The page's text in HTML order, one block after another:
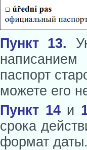
Пункт 13.
паспорт
можете его
Пункт 14и
срока
формат